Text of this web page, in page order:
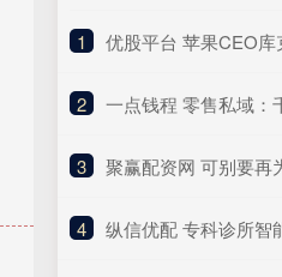
1 优股平台 苹果CEO库克现身
2 一点钱程 零售私域：千万家庭抢着办卡
3 聚赢配资网 可别要再为胡海泉感到很
4 纵信优配 专科诊所智能一体化医疗污水处